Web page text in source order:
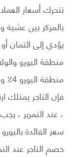
تتحرك أسعار
بالمركز بين عشية
يؤدي إلى ائتمان
منطقة اليورو
فإن التاجر يمتلك
، عند التمرير ،
سعر الفائدة
خصم التاجر عند